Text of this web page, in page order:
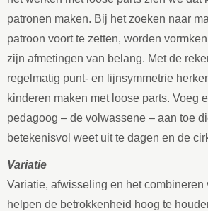
patronen maken. Bij het zoeken naar
patroon voort te zetten, worden
zijn afmetingen van belang. Met de
regelmatig punt- en lijnsymmetrie
kinderen maken met loose parts. Voeg
pedagoog – de volwassene – aan toe
betekenisvol weet uit te dagen en de
Variatie
Variatie, afwisseling en het combineren
helpen de betrokkenheid hoog te